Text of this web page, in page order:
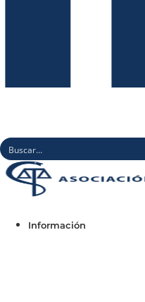
Información